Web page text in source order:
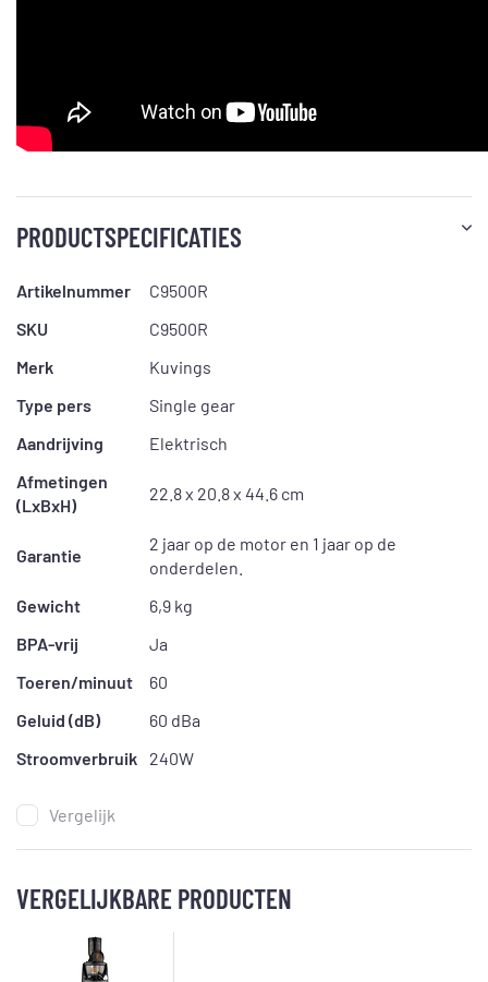
PRODUCTSPECIFICATIES
Artikelnummer
C9500R
SKU
C9500R
Merk
Kuvings
Type pers
Single gear
Aandrijving
Elektrisch
Afmetingen
(LxBxH)
22.8 x 20.8 x 44.6 cm
Garantie
2 jaar op de motor en 1 jaar op de
onderdelen.
Gewicht
6,9 kg
BPA-vrij
Ja
Toeren/minuut
60
Geluid (dB)
60 dBa
Stroomverbruik
240W
Vergelijk
VERGELIJKBARE PRODUCTEN